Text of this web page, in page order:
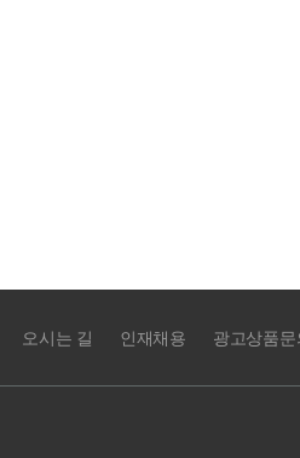
오시는 길 인재채용 광고상품문